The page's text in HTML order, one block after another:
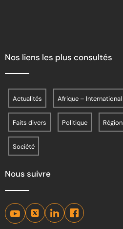
Nos liens les plus consultés
Actualités Afrique – International
Faits divers Politique Région
Société
Nous suivre